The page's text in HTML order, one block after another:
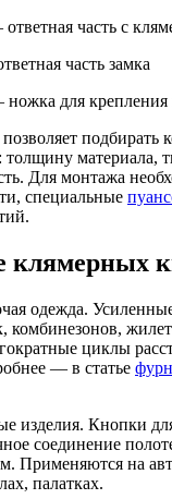
часть с
часть замка
для крепления
подбирать
толщину материала,
Для монтажа
специальные
клямерных
одежда.
комбинезонов,
циклы
— в статье
изделия. Кнопки
соединение
Применяются на
палатках.